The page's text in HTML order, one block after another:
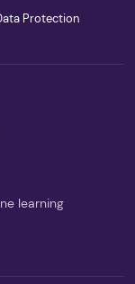
Protection
learning